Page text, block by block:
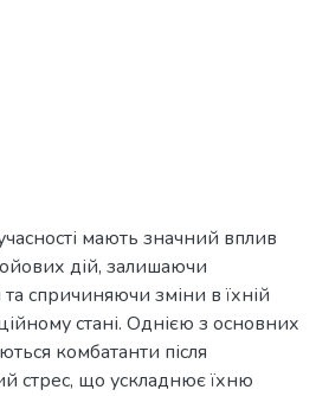
мають значний вплив
дій, залишаючи
та спричиняючи зміни в їхній
стані. Однією з основних
комбатанти після
стрес, що ускладнює їхню